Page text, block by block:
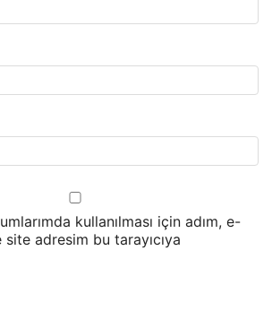
kullanılması için adım, e-
adresim bu tarayıcıya